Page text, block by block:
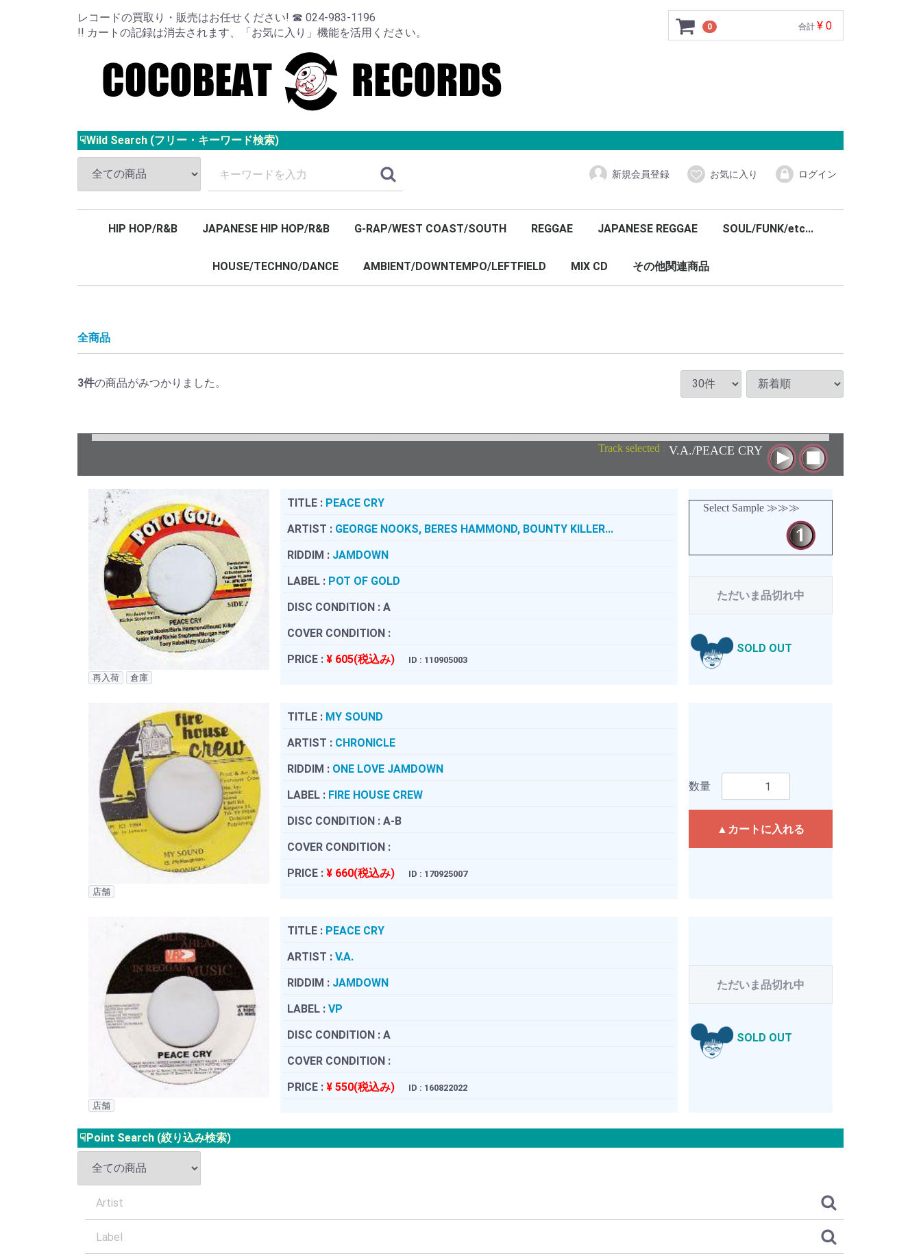
レコードの買取り・販売はお任せください! ☎ 024-983-1196
!! カートの記録は消去されます、「お気に入り」機能を活用ください。
0 合計 ¥ 0
☟Wild Search (フリー・キーワード検索)
新規会員登録 お気に入り ログイン
HIP HOP/R&B JAPANESE HIP HOP/R&B G-RAP/WEST COAST/SOUTH REGGAE JAPANESE REGGAE SOUL/FUNK/etc...
HOUSE/TECHNO/DANCE AMBIENT/DOWNTEMPO/LEFTFIELD MIX CD その他関連商品
全商品
3件の商品がみつかりました。
Track selected : V.A./PEACE CRY
再入荷 倉庫
TITLE : PEACE CRY
ARTIST : GEORGE NOOKS, BERES HAMMOND, BOUNTY KILLER...
RIDDIM : JAMDOWN
LABEL : POT OF GOLD
DISC CONDITION : A
COVER CONDITION :
PRICE : ¥ 605(税込み) ID : 110905003
Select Sample ≫≫≫
ただいま品切れ中
SOLD OUT
店舗
TITLE : MY SOUND
ARTIST : CHRONICLE
RIDDIM : ONE LOVE JAMDOWN
LABEL : FIRE HOUSE CREW
DISC CONDITION : A-B
COVER CONDITION :
PRICE : ¥ 660(税込み) ID : 170925007
数量
▲カートに入れる
店舗
TITLE : PEACE CRY
ARTIST : V.A.
RIDDIM : JAMDOWN
LABEL : VP
DISC CONDITION : A
COVER CONDITION :
PRICE : ¥ 550(税込み) ID : 160822022
ただいま品切れ中
SOLD OUT
☟Point Search (絞り込み検索)